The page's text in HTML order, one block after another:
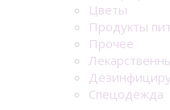
Цветы
Продукты
Прочее
Спецодежда